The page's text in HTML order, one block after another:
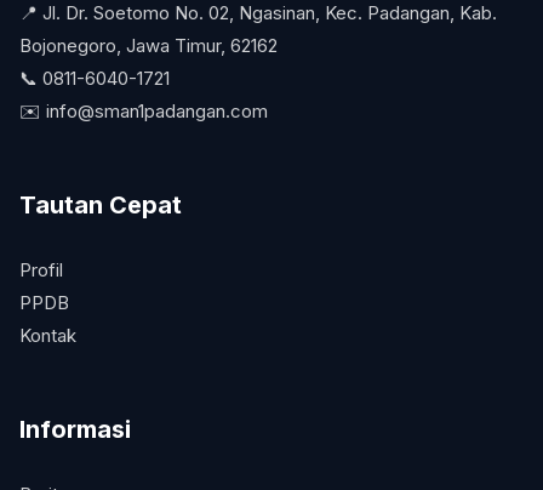
📍 Jl. Dr. Soetomo No. 02, Ngasinan, Kec. Padangan, Kab.
Bojonegoro, Jawa Timur, 62162
📞 0811-6040-1721
✉️ info@sman1padangan.com
Tautan Cepat
Profil
PPDB
Kontak
Informasi